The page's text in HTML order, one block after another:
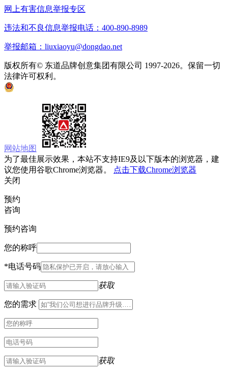
网上有害信息举报专区
违法和不良信息举报电话：400-890-8989
举报邮箱：liuxiaoyu@dongdao.net
版权所有© 东道品牌创意集团有限公司 1997-2026。保留一切
法律许可权利。
网站地图
为了最佳展示效果，本站不支持IE9及以下版本的浏览器，建
议您使用谷歌Chrome浏览器。
点击下载Chrome浏览器
关闭
预约
咨询
预约咨询
您的称呼
*电话号码
获取
您的需求
获取